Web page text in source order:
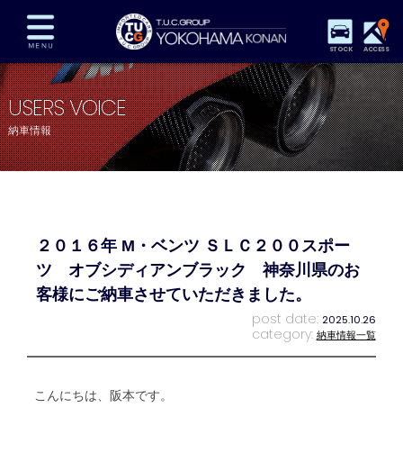
STOCK ACCESS
在庫車両情報 保証&サービス パーツリスト
TUCとは？ 店舗情報 アクセスマップ
全国納車 特別作業 注文販売
プライバシーポリシー スタッフblog 納車blog
USERS VOICE
納車情報
２０１６年 M・ベンツ ＳＬＣ２００スポー
ツ オブシディアンブラック 神奈川県のお
客様にご納車させていただきました。
post date: 2025.10.26
category: 納車情報一覧
こんにちは、阪本です。